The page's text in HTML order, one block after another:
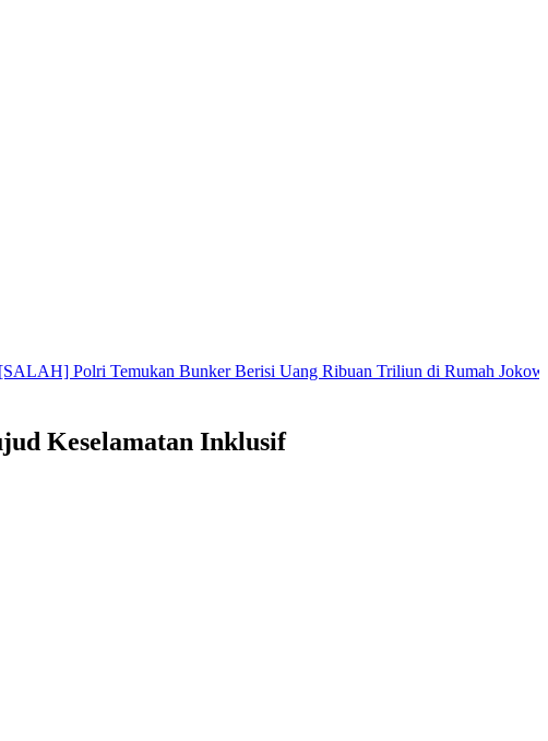
Temukan Bunker Berisi Uang Ribuan Triliun di Rumah Jokowi|
Keselamatan Inklusif